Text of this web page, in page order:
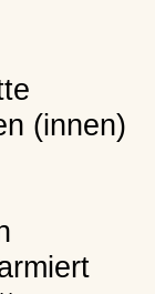
(innen)